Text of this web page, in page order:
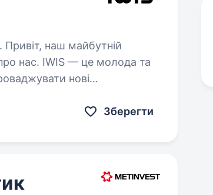
нас. IWIS — це молода та
Зберегти